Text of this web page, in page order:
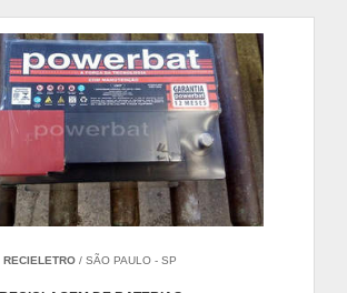
RECIELETRO / SÃO PAULO - SP